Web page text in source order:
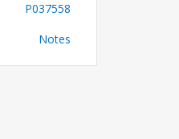
P037558
Notes